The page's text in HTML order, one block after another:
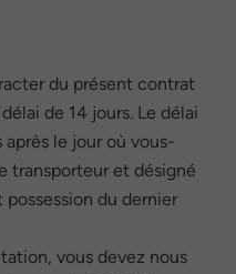
du présent contrat
de 14 jours. Le délai
le jour où vous-
transporteur et désigné
du dernier
vous devez nous